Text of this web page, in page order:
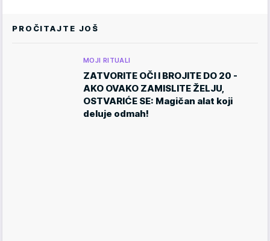
PROČITAJTE JOŠ
MOJI RITUALI
ZATVORITE OČI I BROJITE DO 20 -
AKO OVAKO ZAMISLITE ŽELJU,
OSTVARIĆE SE: Magičan alat koji
deluje odmah!